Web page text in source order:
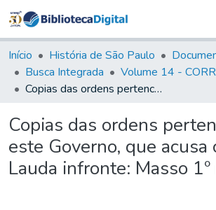
&
Coleções
Tudo na
Biblioteca
Estatísticas
Início História de São Paulo
Busca Integrada
Copias das ordens pertencentes a este Governo, que acusa carta da Lauda infronte: Masso 1º nº23
Copias das ordens
este Governo, que acusa
Lauda infronte: Masso 1º